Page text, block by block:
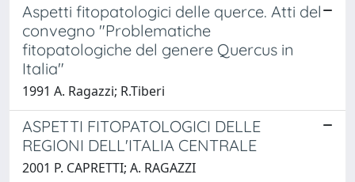
Aspetti fitopatologici delle querce. Atti del
convegno "Problematiche
fitopatologiche del genere Quercus in
Italia"
1991 A. Ragazzi; R.Tiberi
ASPETTI FITOPATOLOGICI DELLE
REGIONI DELL'ITALIA CENTRALE
2001 P. CAPRETTI; A. RAGAZZI